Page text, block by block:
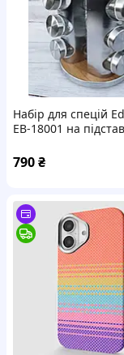
Набір для спецій
EB-18001 на
790₴